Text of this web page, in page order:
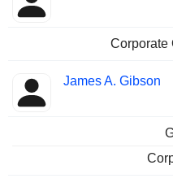
Corporate
James A. Gibson